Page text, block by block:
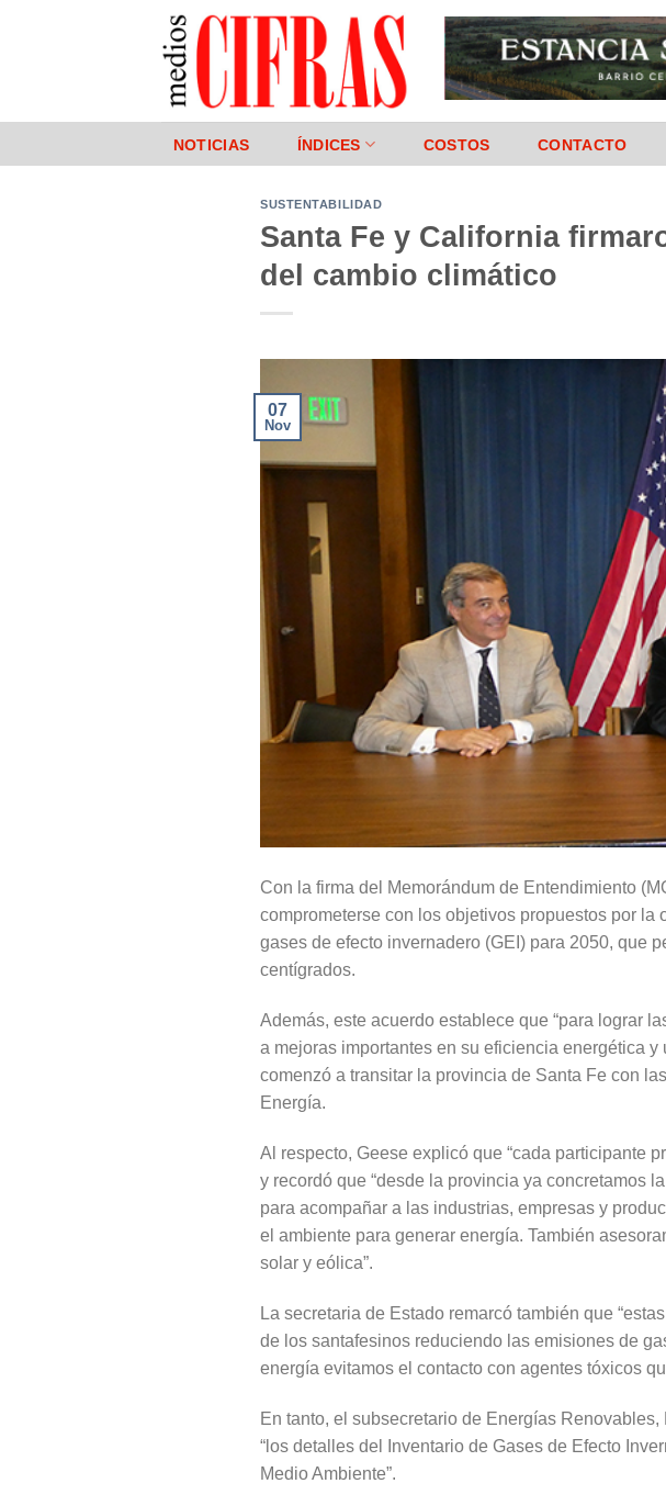
NOTICIAS ÍNDICES COSTOS CONTACTO
SUSTENTABILIDAD
Santa Fe y California
del cambio climático
07
Nov
Con la firma del Memorándum de Entendimiento
comprometerse con los objetivos propuestos por
gases de efecto invernadero (GEI) para 2050, que
centígrados.
Además, este acuerdo establece que “para lograr
a mejoras importantes en su eficiencia energética
comenzó a transitar la provincia de Santa Fe con
Energía.
Al respecto, Geese explicó que “cada participante
y recordó que “desde la provincia ya concretamos
para acompañar a las industrias, empresas y
el ambiente para generar energía. También
solar y eólica”.
La secretaria de Estado remarcó también que
de los santafesinos reduciendo las emisiones de
energía evitamos el contacto con agentes tóxicos
En tanto, el subsecretario de Energías
“los detalles del Inventario de Gases de Efecto
Medio Ambiente”.